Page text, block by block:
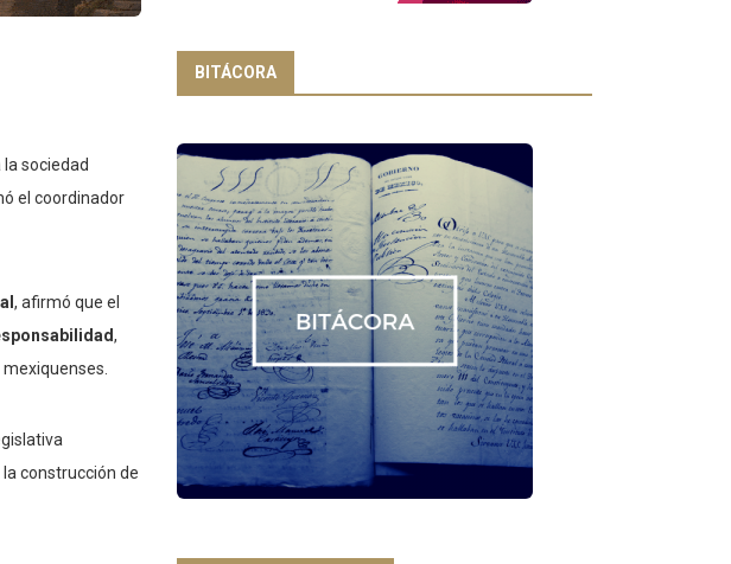
la sociedad
el coordinador
, afirmó que el
,
construcción de
BITÁCORA